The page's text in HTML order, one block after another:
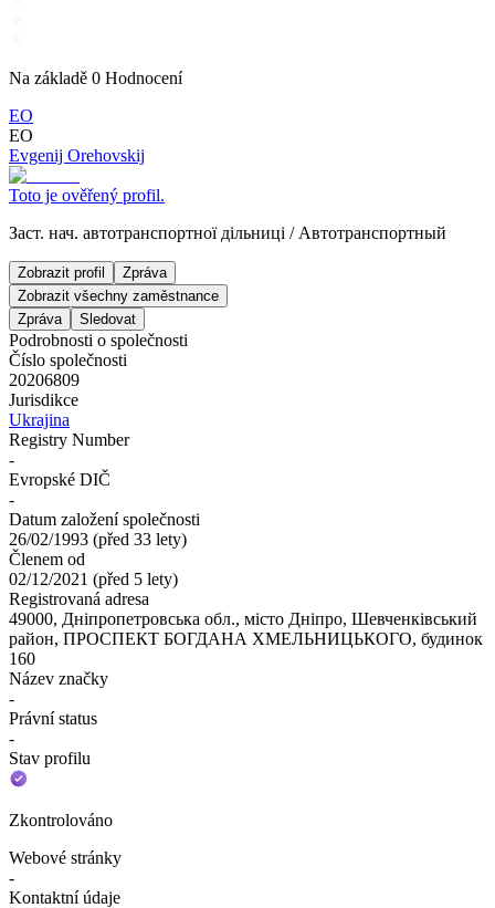
Na základě 0 Hodnocení
ЕО
ЕО
Evgenij Orehovskij
Toto je ověřený profil.
Заст. нач. автотранспортної дільниці / Автотранспортный
Zobrazit profil
Zpráva
Zobrazit všechny zaměstnance
Zpráva
Sledovat
Podrobnosti o společnosti
Číslo společnosti
20206809
Jurisdikce
Ukrajina
Registry Number
-
Evropské DIČ
-
Datum založení společnosti
26/02/1993 (před 33 lety)
Členem od
02/12/2021 (před 5 lety)
Registrovaná adresa
49000, Дніпропетровська обл., місто Дніпро, Шевченківський
район, ПРОСПЕКТ БОГДАНА ХМЕЛЬНИЦЬКОГО, будинок
160
Název značky
-
Právní status
-
Stav profilu
Zkontrolováno
Webové stránky
-
Kontaktní údaje